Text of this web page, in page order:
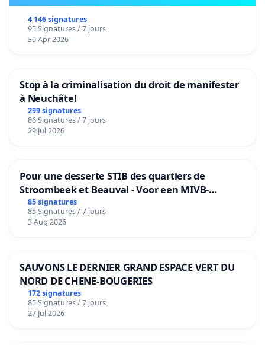
4 146 signatures
95 Signatures / 7 jours
30 Apr 2026
Stop à la criminalisation du droit de manifester
à Neuchâtel
299 signatures
86 Signatures / 7 jours
29 Jul 2026
Pour une desserte STIB des quartiers de
Stroombeek et Beauval - Voor een MIVB-
bediening van de wijken Strombeek en Het
Voor
85 signatures
85 Signatures / 7 jours
3 Aug 2026
SAUVONS LE DERNIER GRAND ESPACE VERT DU
NORD DE CHENE-BOUGERIES
172 signatures
85 Signatures / 7 jours
27 Jul 2026